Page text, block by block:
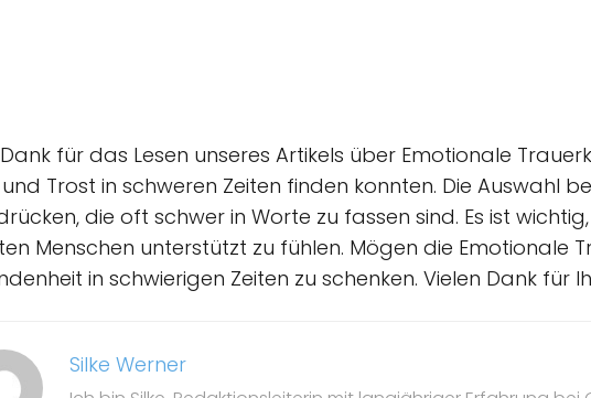
für das Lesen unseres Artikels über Emotionale
Trost in schweren Zeiten finden konnten. Die Auswahl
die oft schwer in Worte zu fassen sind. Es ist
Menschen unterstützt zu fühlen. Mögen die Emotionale
in schwierigen Zeiten zu schenken. Vielen Dank für
Silke Werner